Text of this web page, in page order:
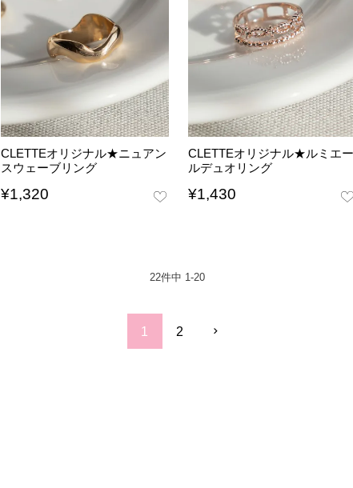
CLETTEオリジナル★ニュアン
スウェーブリング
¥1,320
CLETTEオリジナル★ルミエー
ルデュオリング
¥1,430
22件中 1-20
1 2